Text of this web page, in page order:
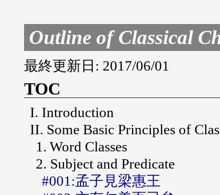
Outline of Classical
最終更新日: 2017/06/01
TOC
I. Introduction
II. Some Basic Principles of
1. Word Classes
2. Subject and Predicate
#001:孟子見梁惠王